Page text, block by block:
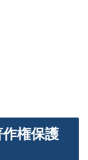
権保護